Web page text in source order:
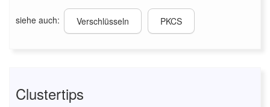
siehe auch: Verschlüsseln PKCS
Clustertips